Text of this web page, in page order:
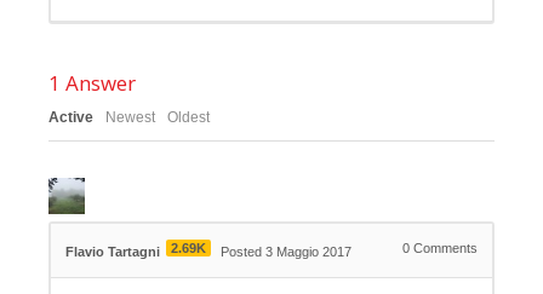
1 Answer
Active Newest Oldest
Flavio Tartagni 2.69K Posted 3 Maggio 2017 0 Comments